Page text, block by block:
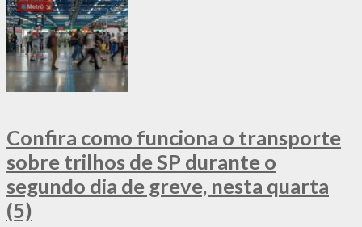
Confira como funciona o transporte
sobre trilhos de SP durante o
segundo dia de greve, nesta quarta
(5)